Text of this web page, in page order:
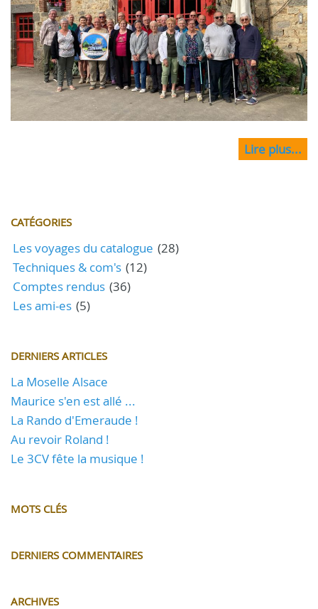
Lire plus...
CATÉGORIES
Les voyages du catalogue (28)
Techniques & com's (12)
Comptes rendus (36)
Les ami-es (5)
DERNIERS ARTICLES
La Moselle Alsace
Maurice s'en est allé ...
La Rando d'Emeraude !
Au revoir Roland !
Le 3CV fête la musique !
MOTS CLÉS
DERNIERS COMMENTAIRES
ARCHIVES